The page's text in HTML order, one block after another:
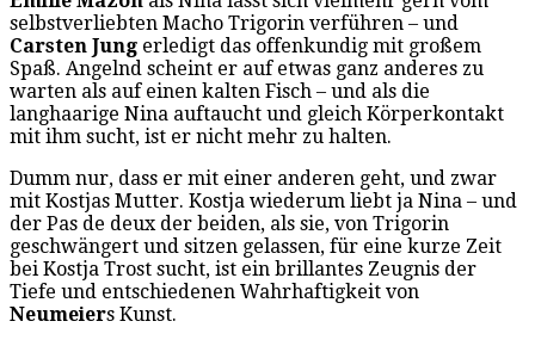
selbstverliebten Macho Trigorin verführen – und
Carsten Jung erledigt das offenkundig mit großem
Spaß. Angelnd scheint er auf etwas ganz anderes zu
warten als auf einen kalten Fisch – und als die
langhaarige Nina auftaucht und gleich Körperkontakt
mit ihm sucht, ist er nicht mehr zu halten.
Dumm nur, dass er mit einer anderen geht, und zwar
mit Kostjas Mutter. Kostja wiederum liebt ja Nina – und
der Pas de deux der beiden, als sie, von Trigorin
geschwängert und sitzen gelassen, für eine kurze Zeit
bei Kostja Trost sucht, ist ein brillantes Zeugnis der
Tiefe und entschiedenen Wahrhaftigkeit von
Neumeiers Kunst.